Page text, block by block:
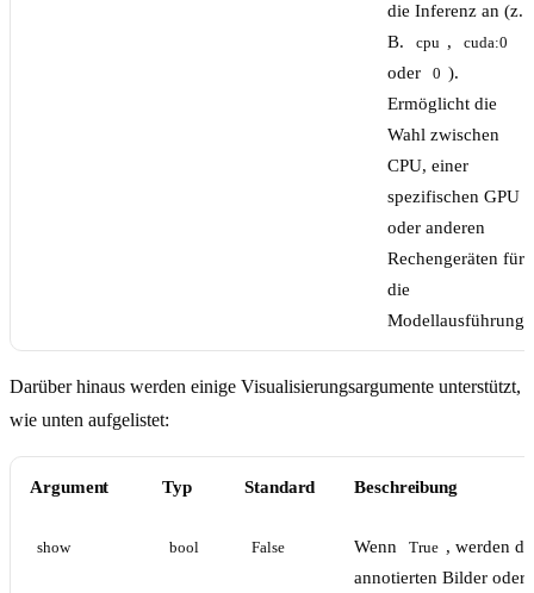
die Inferenz an (z.
B.
cpu , cuda:0
oder 0 ).
Ermöglicht die
Wahl zwischen
CPU, einer
spezifischen GPU
oder anderen
Rechengeräten für
die
Modellausführung.
Darüber hinaus werden einige Visualisierungsargumente unterstützt,
wie unten aufgelistet:
Argument Typ Standard Beschreibung
show bool False Wenn True , werden
annotierten Bilder oder